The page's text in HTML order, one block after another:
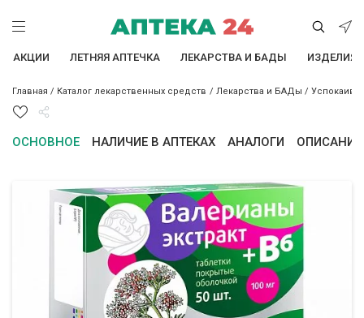
АКЦИИ ЛЕТНЯЯ АПТЕЧКА ЛЕКАРСТВА И БАДЫ ИЗДЕЛИЯ
Главная / Каталог лекарственных средств / Лекарства и БАДы /
ОСНОВНОЕ НАЛИЧИЕ В АПТЕКАХ АНАЛОГИ ОПИСАНИЕ